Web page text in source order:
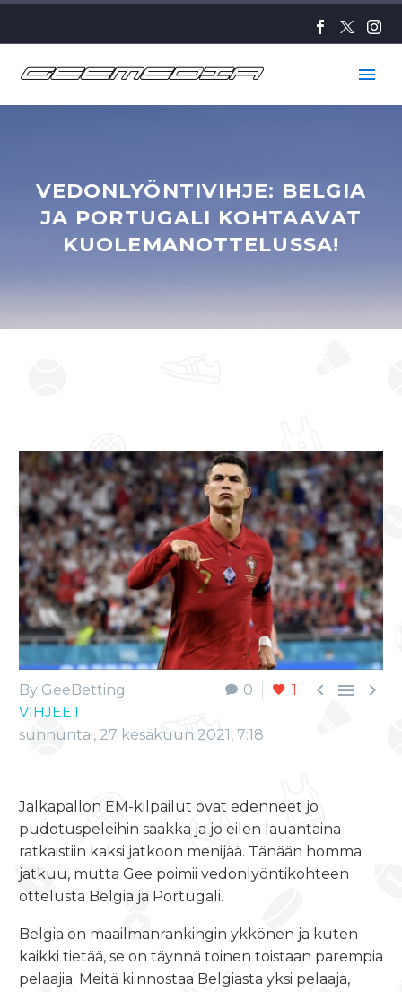
VEDONLYÖNTIVIHJE: BELGIA
JA PORTUGALI KOHTAAVAT
KUOLEMANOTTELUSSA!
0 1   
By GeeBetting
VIHJEET
sunnuntai, 27 kesäkuun 2021, 7:18
Jalkapallon EM-kilpailut ovat edenneet jo
pudotuspeleihin saakka ja jo eilen lauantaina
ratkaistiin kaksi jatkoon menijää. Tänään homma
jatkuu, mutta Gee poimii vedonlyöntikohteen
ottelusta Belgia ja Portugali.
Belgia on maailmanrankingin ykkönen ja kuten
kaikki tietää, se on täynnä toinen toistaan parempia
pelaajia. Meitä kiinnostaa Belgiasta yksi pelaaja,